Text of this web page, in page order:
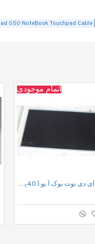
اتمام موجودی
ال ای دی نوت بوک آ یو اُ 40پین |LED 15.6" HD 40pin